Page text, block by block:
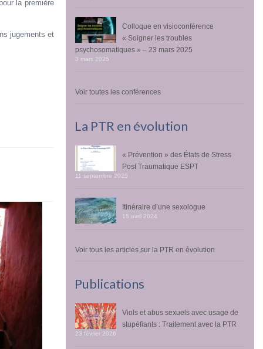
la première
jugements et
Un processus de réparation irréversible
Colloque en visioconférence
« Soigner les troubles
psychosomatiques » – 23 mars 2025
3 mars 2025
Voir toutes les conférences
La PTR en évolution
« Prévention » des États de Stress
Post Traumatique ESPT
11 septembre 2025
Itinéraire d’une sexologue
15 avril 2024
Voir tous les articles sur la PTR en évolution
Publications
Viols et abus sexuels avec usage de
stupéfiants : Traitement avec la PTR
23 février 2026